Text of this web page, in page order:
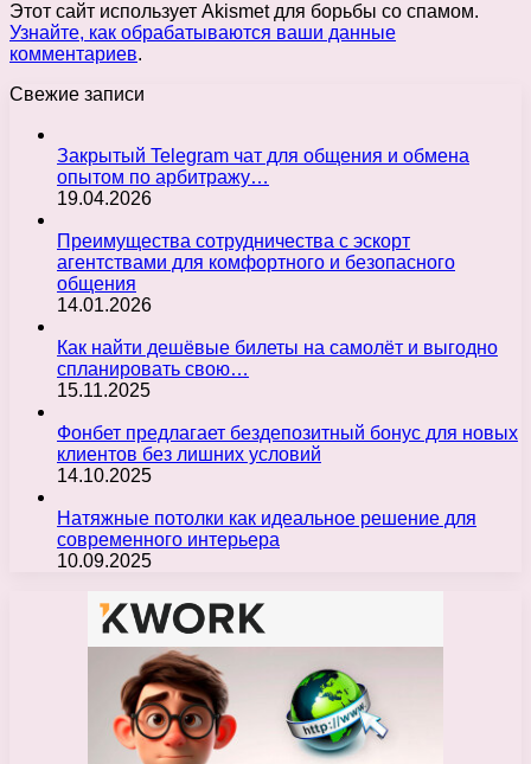
Этот сайт использует Akismet для борьбы со спамом.
Узнайте, как обрабатываются ваши данные
комментариев.
Свежие записи
Закрытый Telegram чат для общения и обмена
опытом по арбитражу…
19.04.2026
Преимущества сотрудничества с эскорт
агентствами для комфортного и безопасного
общения
14.01.2026
Как найти дешёвые билеты на самолёт и выгодно
спланировать свою…
15.11.2025
Фонбет предлагает бездепозитный бонус для новых
клиентов без лишних условий
14.10.2025
Натяжные потолки как идеальное решение для
современного интерьера
10.09.2025